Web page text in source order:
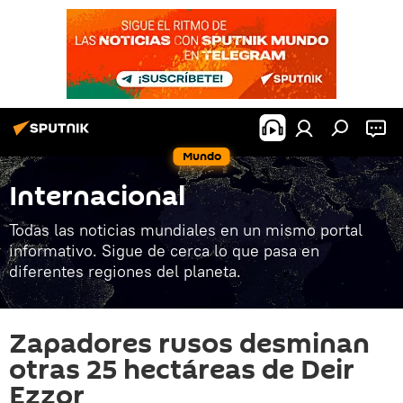
Mundo
Internacional
Todas las noticias mundiales en un mismo portal
informativo. Sigue de cerca lo que pasa en
diferentes regiones del planeta.
Zapadores rusos desminan
otras 25 hectáreas de Deir